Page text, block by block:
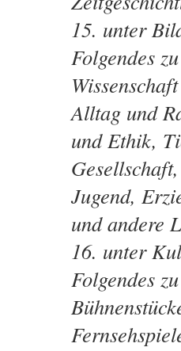
15. unter
Folgendes
Alltag und
und Ethik,
Jugend,
und andere
16. unter
Folgendes